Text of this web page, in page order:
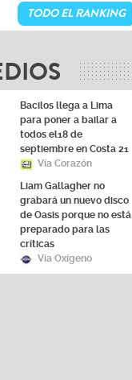
TODO EL RANKING
Bacilos llega a Lima
para poner a bailar a
todos el18 de
septiembre en Costa 21
Vía Corazón
Liam Gallagher no
grabará un nuevo disco
de Oasis porque no está
preparado para las
críticas
Vía Oxígeno